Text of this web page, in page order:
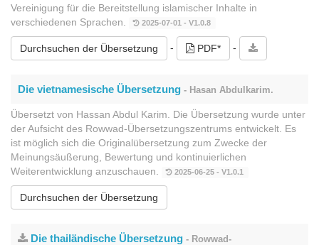
Vereinigung für die Bereitstellung islamischer Inhalte in
verschiedenen Sprachen.
2025-07-01 - V1.0.8
Durchsuchen der Übersetzung - PDF* -
Die vietnamesische Übersetzung - Hasan Abdulkarim.
Übersetzt von Hassan Abdul Karim. Die Übersetzung wurde unter
der Aufsicht des Rowwad-Übersetzungszentrums entwickelt. Es
ist möglich sich die Originalübersetzung zum Zwecke der
Meinungsäußerung, Bewertung und kontinuierlichen
Weiterentwicklung anzuschauen.
2025-06-25 - V1.0.1
Durchsuchen der Übersetzung
Die thailändische Übersetzung - Rowwad-